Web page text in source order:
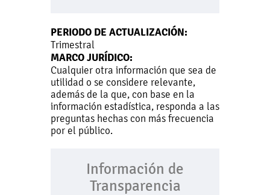
PERIODO DE ACTUALIZACIÓN:
Trimestral
MARCO JURÍDICO:
Cualquier otra información que sea de
utilidad o se considere relevante,
además de la que, con base en la
información estadística, responda a las
preguntas hechas con más frecuencia
por el público.
Información de
Transparencia